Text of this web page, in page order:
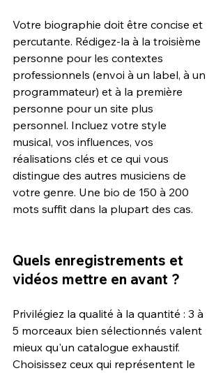
Votre biographie doit être concise et
percutante. Rédigez-la à la troisième
personne pour les contextes
professionnels (envoi à un label, à un
programmateur) et à la première
personne pour un site plus
personnel. Incluez votre style
musical, vos influences, vos
réalisations clés et ce qui vous
distingue des autres musiciens de
votre genre. Une bio de 150 à 200
mots suffit dans la plupart des cas.
Quels enregistrements et
vidéos mettre en avant ?
Privilégiez la qualité à la quantité : 3 à
5 morceaux bien sélectionnés valent
mieux qu'un catalogue exhaustif.
Choisissez ceux qui représentent le